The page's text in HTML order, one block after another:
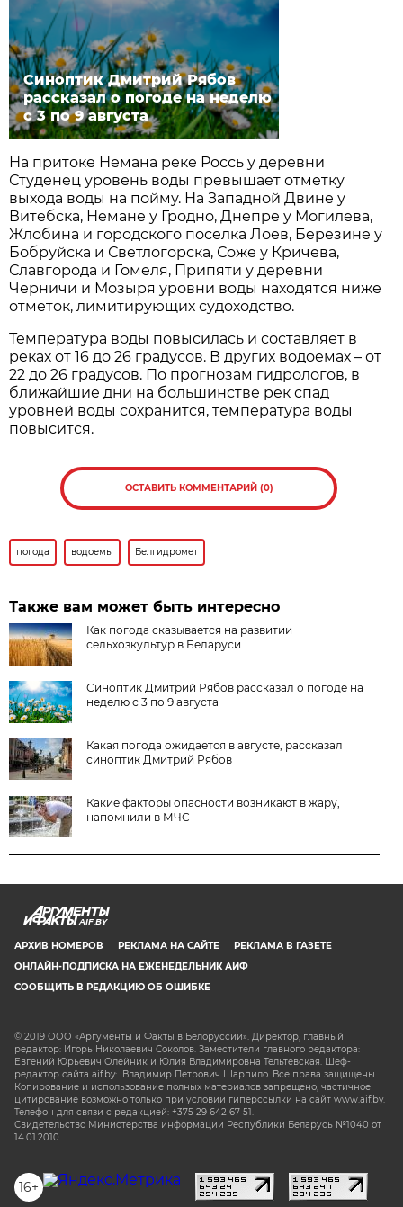
Синоптик Дмитрий Рябов
рассказал о погоде на неделю
с 3 по 9 августа
На притоке Немана реке Россь у деревни
Студенец уровень воды превышает отметку
выхода воды на пойму. На Западной Двине у
Витебска, Немане у Гродно, Днепре у Могилева,
Жлобина и городского поселка Лоев, Березине у
Бобруйска и Светлогорска, Соже у Кричева,
Славгорода и Гомеля, Припяти у деревни
Черничи и Мозыря уровни воды находятся ниже
отметок, лимитирующих судоходство.
Температура воды повысилась и составляет в
реках от 16 до 26 градусов. В других водоемах – от
22 до 26 градусов. По прогнозам гидрологов, в
ближайшие дни на большинстве рек спад
уровней воды сохранится, температура воды
повысится.
ОСТАВИТЬ КОММЕНТАРИЙ (0)
погода водоемы Белгидромет
Также вам может быть интересно
Как погода сказывается на развитии
сельхозкультур в Беларуси
Синоптик Дмитрий Рябов рассказал о погоде на
неделю с 3 по 9 августа
Какая погода ожидается в августе, рассказал
синоптик Дмитрий Рябов
Какие факторы опасности возникают в жару,
напомнили в МЧС
AIF.BY
АРХИВ НОМЕРОВ РЕКЛАМА НА САЙТЕ
РЕКЛАМА В ГАЗЕТЕ
ОНЛАЙН-ПОДПИСКА НА ЕЖЕНЕДЕЛЬНИК АИФ
СООБЩИТЬ В РЕДАКЦИЮ ОБ ОШИБКЕ
© 2019 ООО «Аргументы и Факты в Белоруссии». Директор, главный
редактор: Игорь Николаевич Соколов. Заместители главного редактора:
Евгений Юрьевич Олейник и Юлия Владимировна Тельтевская. Шеф-
редактор сайта aif.by: Владимир Петрович Шарпило. Все права защищены.
Копирование и использование полных материалов запрещено, частичное
цитирование возможно только при условии гиперссылки на сайт www.aif.by.
Телефон для связи с редакцией: +375 29 642 67 51.
Свидетельство Министерства информации Республики Беларусь №1040 от
14.01.2010
16+